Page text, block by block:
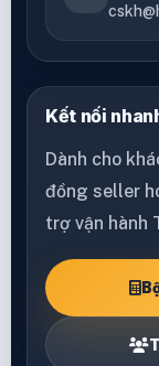
Kết nối
Dành cho
đồng seller
trợ vận hành